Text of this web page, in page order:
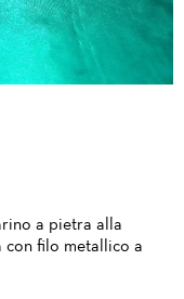
a pietra alla
con filo metallico a